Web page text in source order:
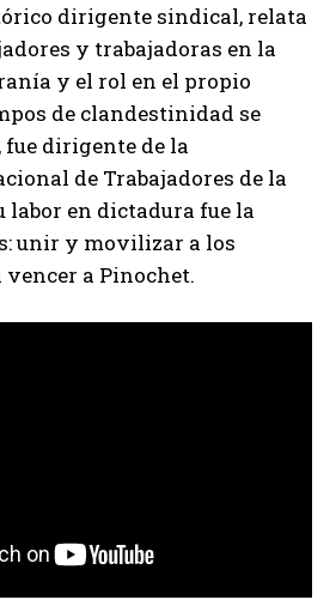
dirigente sindical, relata
y trabajadoras en la
y el rol en el propio
de clandestinidad se
fue dirigente de la
de Trabajadores de la
labor en dictadura fue la
unir y movilizar a los
a Pinochet.